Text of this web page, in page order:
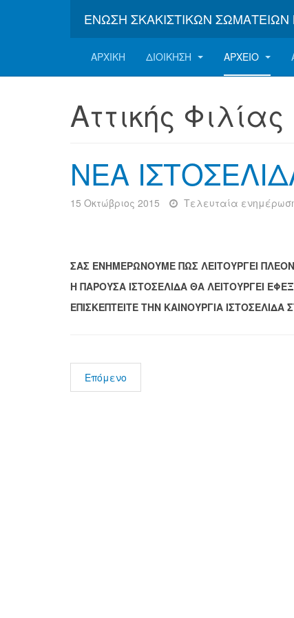
ΈΝΩΣΗ ΣΚΑΚΙΣΤΙΚΏΝ
ΑΡΧΙΚΉ ΔΙΟΊΚΗΣΗ ΑΡΧΕΊΟ
Αττικής Φιλίας
ΝΕΑ
15 Οκτώβριος 2015 Τελευταία
ΣΑΣ ΕΝΗΜΕΡΩΝΟΥΜΕ ΠΩΣ ΛΕΙΤΟΥΡΓΕΙ
Η ΠΑΡΟΥΣΑ ΙΣΤΟΣΕΛΙΔΑ ΘΑ ΛΕΙΤΟΥΡΓΕΙ
ΕΠΙΣΚΕΠΤΕΙΤΕ ΤΗΝ ΚΑΙΝΟΥΡΓΙΑ ΙΣΤΟΣΕΛΙΔΑ
Επόμενο